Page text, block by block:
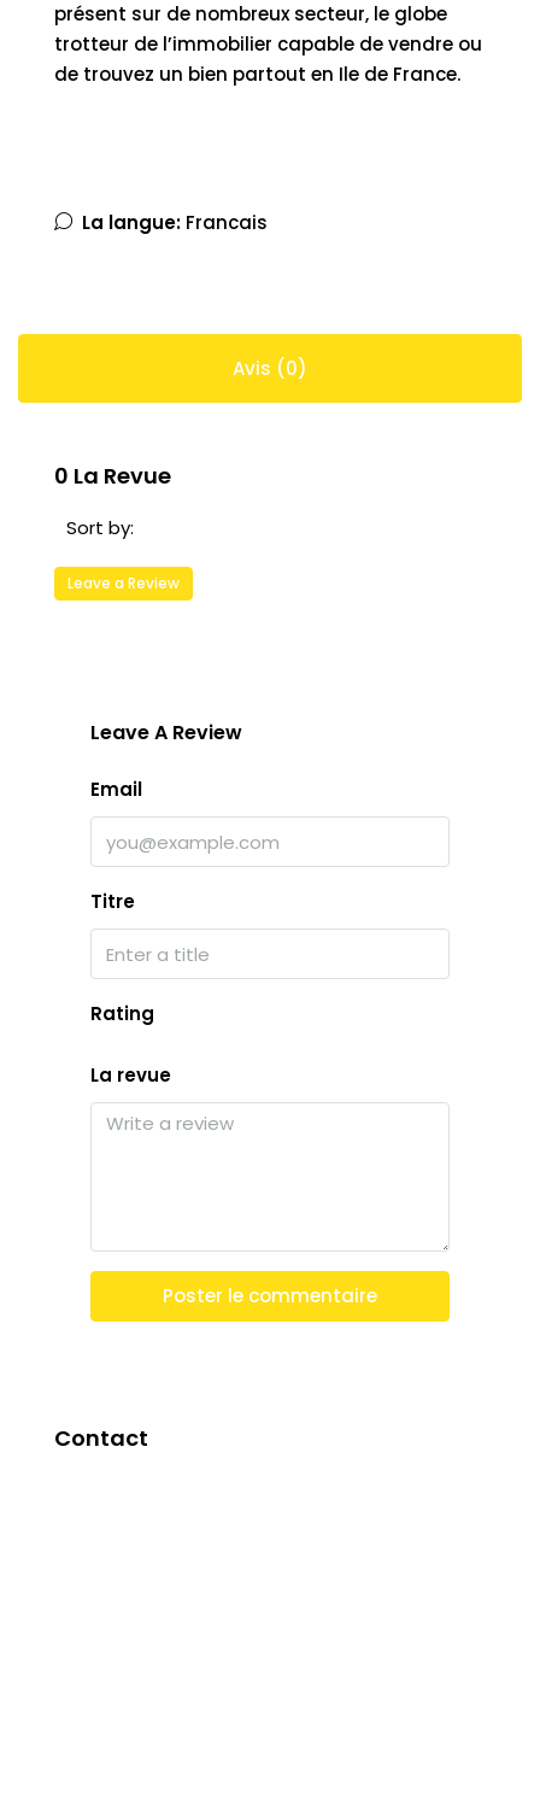
présent sur de nombreux secteur, le globe
trotteur de l’immobilier capable de vendre ou
de trouvez un bien partout en Ile de France.
La langue: Francais
Avis (0)
0 La Revue
Sort by:
Leave a Review
Leave A Review
Email
Titre
Rating
La revue
Poster le commentaire
Contact